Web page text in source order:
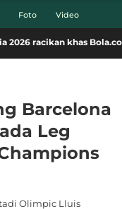
Foto Video
khas Bola.com. Klik di
Barcelona
Leg
Olimpic Lluis